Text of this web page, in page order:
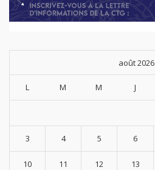
août 2026
L M M J
3 4 5 6
10 11 12 13